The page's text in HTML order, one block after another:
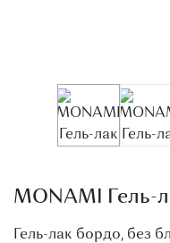
MONAMI Гель-
Гель-лак бордо, без